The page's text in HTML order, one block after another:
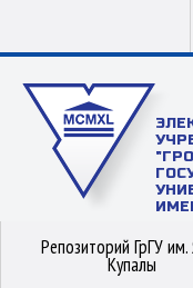
Репозиторий ГрГУ им.
Купалы